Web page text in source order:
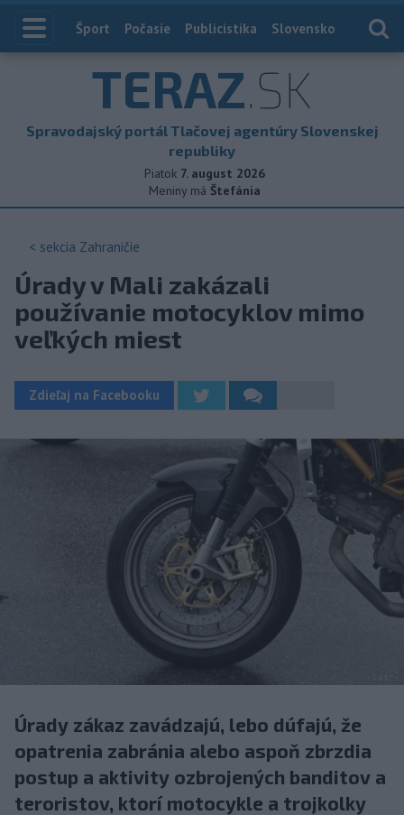
Index
Šport Počasie Publicistika Slovensko
TERAZ.SK
Spravodajský portál Tlačovej agentúry Slovenskej
republiky
Piatok 7. august 2026
Meniny má Štefánia
< sekcia Zahraničie
Úrady v Mali zakázali
používanie motocyklov mimo
veľkých miest
Zdieľaj na Facebooku
Úrady zákaz zavádzajú, lebo dúfajú, že
opatrenia zabránia alebo aspoň zbrzdia
postup a aktivity ozbrojených banditov a
teroristov, ktorí motocykle a trojkolky